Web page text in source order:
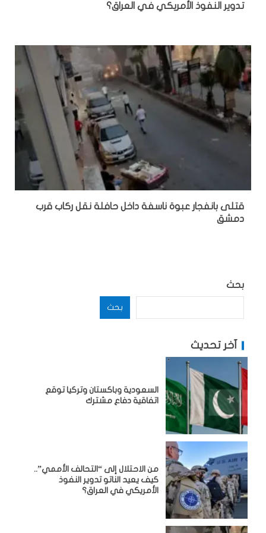
تدوير النفوذ الأمريكي في العراق؟
قتلى بانفجار عبوة ناسفة داخل حافلة نقل ركاب قرب
دمشق
بحث
بحث
آخر تحديث
السعودية وباكستان وتركيا توقع
اتفاقية دفاع مشترك
من الاحتلال إلى “التحالف الأممي”..
كيف يعيد الناتو تدوير النفوذ
الأمريكي في العراق؟